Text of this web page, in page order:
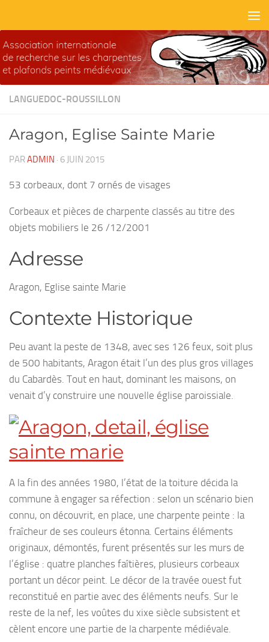
LANGUEDOC-ROUSSILLON
Aragon, Eglise Sainte Marie
PARADMIN · 6 JUIN 2015
53 corbeaux, dont 7 ornés de visages
Corbeaux et pièces de charpente classés au titre des
objets mobiliers le 26 /12/2001
Adresse
Aragon, Eglise sainte Marie
Contexte Historique
Peu avant la peste de 1348, avec ses 126 feux, soit plus
de 500 habitants, Aragon était l’un des plus gros villages
du Cabardès. Tout en haut, dominant les maisons, on
venait d’y construire une nouvelle église paroissiale.
A la fin des années 1980, l’état de la toiture décida la
commune à engager sa réfection : selon un scénario bien
connu, on découvrit, en place, une charpente peinte : la
fraîcheur de ses couleurs étonna. Certains éléments
originaux, démontés, furent présentés sur les murs de
l’église : quatre planches faîtières, plusieurs corbeaux
portant un décor peint. Le décor de la travée ouest fut
reconstitué en partie avec des éléments neufs. Sur le
reste de la nef, les voûtes du xixe siècle subsistent et
cèlent encore une partie de la charpente médiévale.